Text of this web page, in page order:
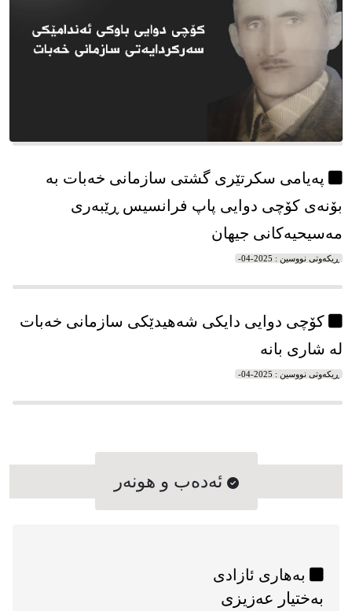
پەیامی سكرتێری گشتی سازمانی خەبات بە
بۆنەی كۆچی دوایی پاپ فرانسیس ڕێبەری
مەسیحیەكانی جیهان
کۆچی دوایی دایکی شه‌هیدێکی سازمانی خه‌بات
له‌ شاری بانه‌
بەهاری ئازادی